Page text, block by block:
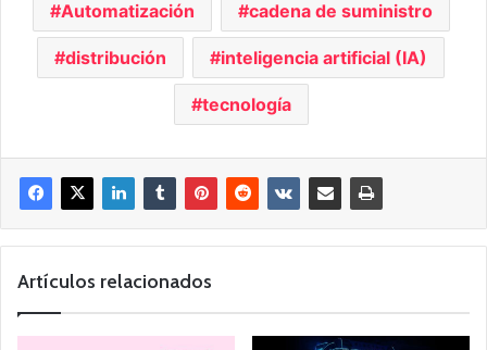
Automatización cadena de suministro
distribución inteligencia artificial (IA)
tecnología
Artículos relacionados